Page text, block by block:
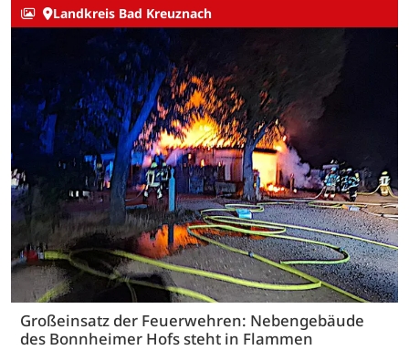
Landkreis Bad Kreuznach
Großeinsatz der Feuerwehren: Nebengebäude
des Bonnheimer Hofs steht in Flammen